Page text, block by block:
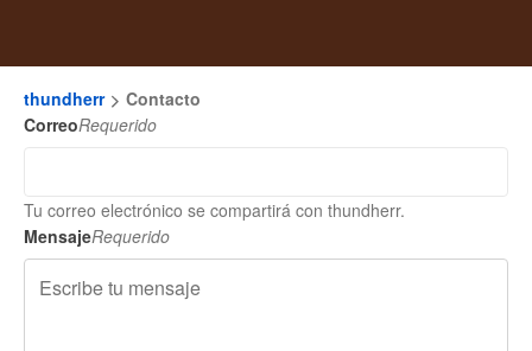
thundherr
Contacto
CorreoRequerido
Tu correo electrónico se compartirá con thundherr.
MensajeRequerido